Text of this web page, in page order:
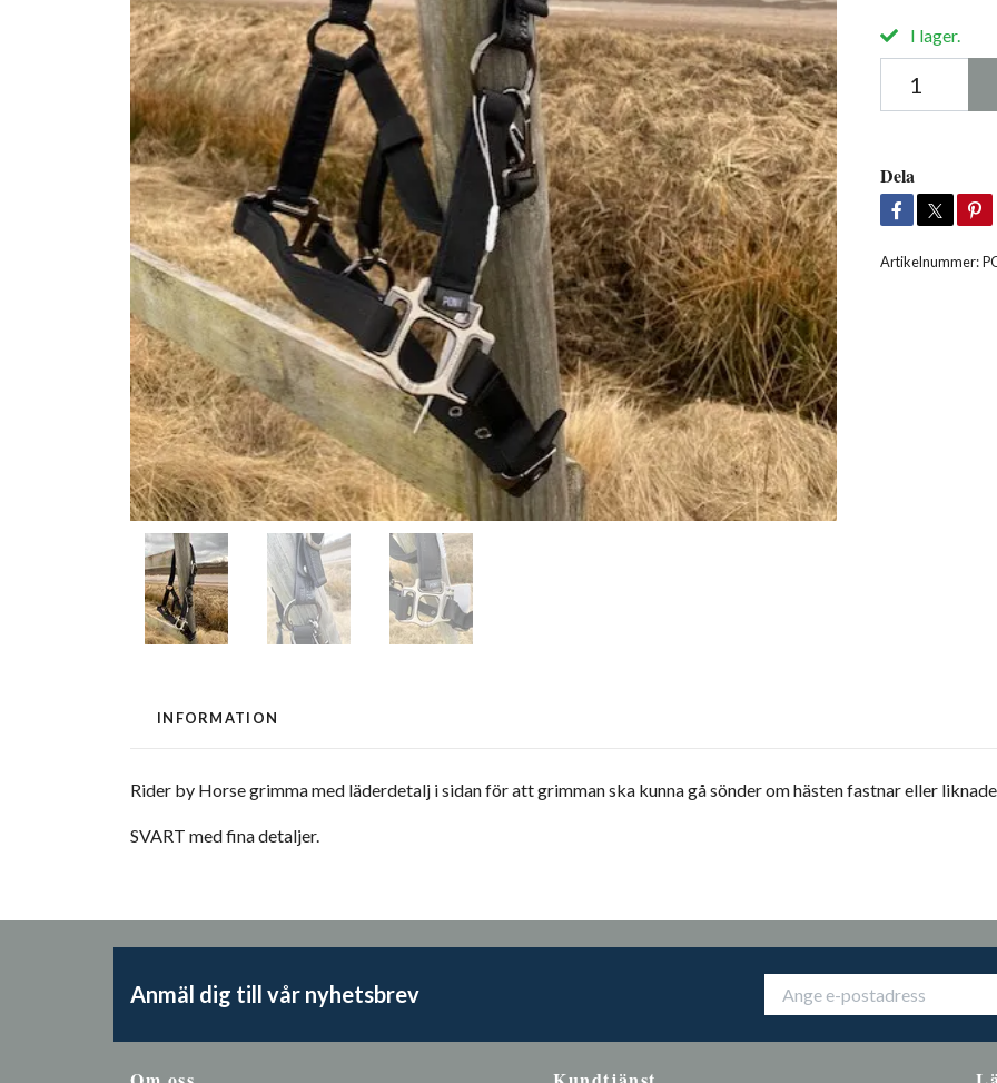
I lager.
Dela
Artikelnummer:
INFORMATION
Rider by Horse grimma med läderdetalj i sidan för att grimman ska kunna gå sönder om hästen fastnar eller
SVART med fina detaljer.
Anmäl dig till vår nyhetsbrev